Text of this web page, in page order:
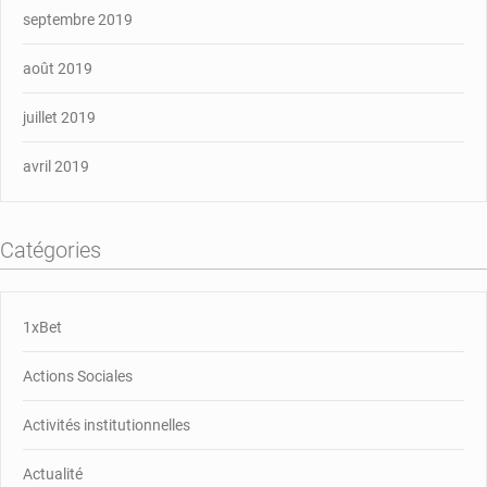
septembre 2019
août 2019
juillet 2019
avril 2019
Catégories
1xBet
Actions Sociales
Activités institutionnelles
Actualité